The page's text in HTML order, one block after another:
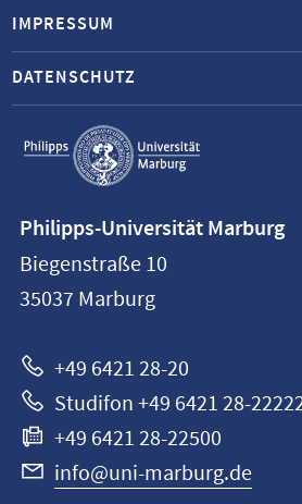
Service-
Navigation
IMPRESSUM
DATENSCHUTZ
Philipps-
Universität
Marburg
Philipps-Universität Marburg
Biegenstraße 10
35037 Marburg
+49 6421 28-20
Studifon +49 6421 28-
+49 6421 28-22500
info@uni-marburg.de